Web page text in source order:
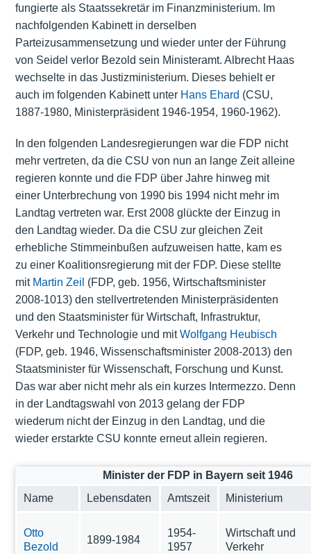
fungierte als Staatssekretär im Finanzministerium. Im
nachfolgenden Kabinettin derselben
Parteizusammensetzung und wieder unter der Führung
von Seidel verlor Bezold sein Ministeramt. Albrecht Haas
wechselte in das Justizministerium. Dieses behielt er
auch im folgenden Kabinettunter Hans Ehard (CSU,
1887-1980, Ministerpräsident 1946-1954, 1960-1962).
In den folgenden Landesregierungen war die FDP nicht
mehr vertreten, da die CSU von nun an lange Zeit alleine
regieren konnte und die FDP über Jahre hinweg mit
einer Unterbrechung von 1990 bis 1994 nicht mehr im
Landtag vertreten war. Erst 2008 glückte der Einzug in
den Landtag wieder. Da die CSU zur gleichen Zeit
erhebliche Stimmeinbußen aufzuweisen hatte, kam es
zu einer Koalitionsregierung mit der FDP. Diese stellte
mit Martin Zeil (FDP, geb. 1956, Wirtschaftsminister
2008-1013) den stellvertretenden Ministerpräsidenten
und den Staatsminister für Wirtschaft, Infrastruktur,
Verkehr und Technologie und mitWolfgang Heubisch
(FDP, geb. 1946, Wissenschaftsminister 2008-2013) den
Staatsminister für Wissenschaft, Forschung und Kunst.
Das war aber nicht mehr als ein kurzes Intermezzo. Denn
in der Landtagswahl von 2013 gelang der FDP
wiederum nicht der Einzug in den Landtag, und die
wieder erstarkte CSU konnte erneut allein regieren.
Minister der FDP in Bayern seit 1946
Name
Lebensdaten Amtszeit Ministerium
Otto
Bezold
1899-1984
1954-
1957
Wirtschaft und
Verkehr